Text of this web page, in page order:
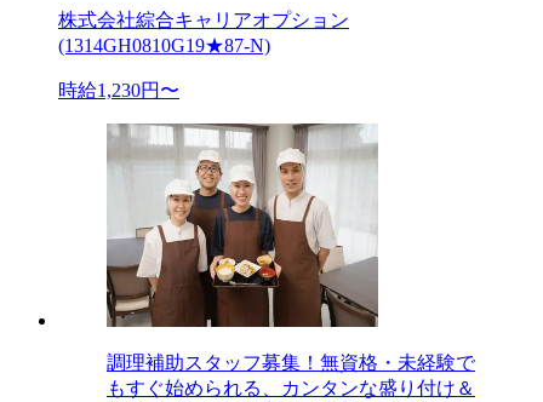
株式会社綜合キャリアオプション
(1314GH0810G19★87-N)
時給1,230円〜
調理補助スタッフ募集！無資格・未経験で
もすぐ始められる、カンタンな盛り付け＆